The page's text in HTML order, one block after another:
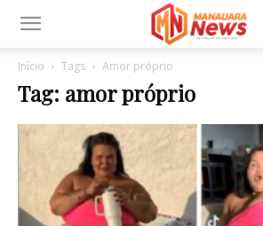
Início Tags Amor próprio
Tag: amor próprio